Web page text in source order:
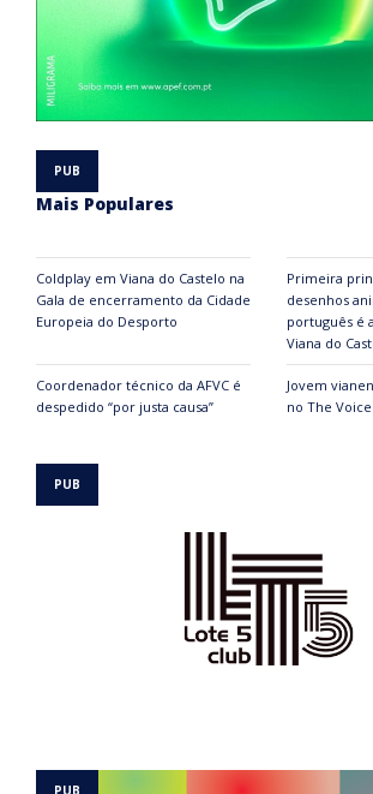
Mais Populares
Coldplay em Viana do Castelo na
Gala de encerramento da Cidade
Europeia do Desporto
Primeira
desenhos
português é
Viana do
Coordenador técnico da AFVC é
despedido “por justa causa”
Jovem
no The